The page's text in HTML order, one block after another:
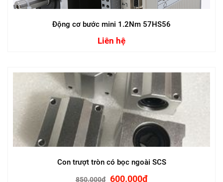
Động cơ bước mini 1.2Nm 57HS56
Liên hệ
Con trượt tròn có bọc ngoài SCS
850.000đ 600.000đ